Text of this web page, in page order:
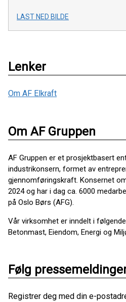
LAST NED BILDE
Lenker
Om AF Elkraft
Om AF Gruppen
AF Gruppen er et prosjektbasert
industrikonsern, formet av
gjennomføringskraft. Konsernet
2024 og har i dag ca. 6000
på Oslo Børs (AFG).
Vår virksomhet er inndelt i
Betonmast, Eiendom, Energi og
Følg
Registrer deg med din e-